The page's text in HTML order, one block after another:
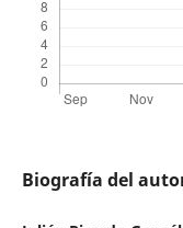
Biografía del